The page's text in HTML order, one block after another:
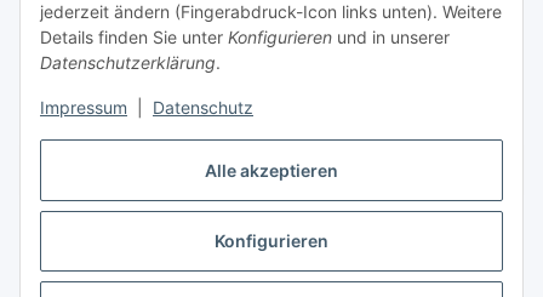
Alle akzeptieren
Konfigurieren
jederzeit ändern (Fingerabdruck-Icon links unten). Weitere
Details finden Sie unter Konfigurieren und in unserer
Datenschutzerklärung.
Impressum Datenschutz
Vertrag widerrufen